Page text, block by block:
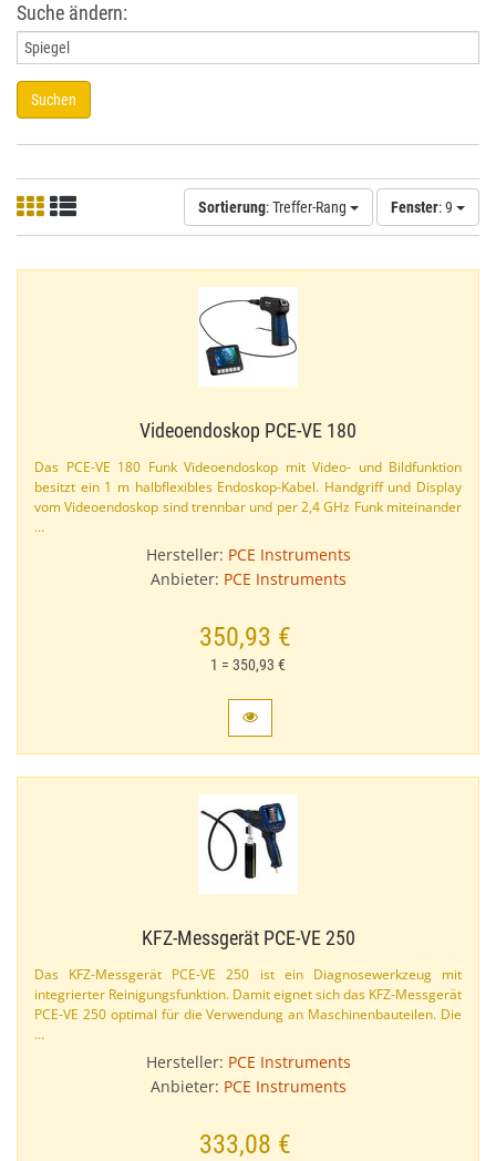
Suche ändern:
Suchen
Sortierung: Treffer-Rang Fenster: 9
Videoendoskop PCE-​VE 180
Das PCE-​VE 180 Funk Videoendoskop mit Video- und Bildfunktion
besitzt ein 1 m halbflexibles Endoskop-​Kabel. Handgriff und Display
vom Videoendoskop sind trennbar und per 2,​4 GHz Funk miteinander
…
Hersteller: PCE Instruments
Anbieter: PCE Instruments
350,93 €
1 = 350,93 €
KFZ-​Messgerät PCE-​VE 250
Das KFZ-​Messgerät PCE-​VE 250 ist ein Diagnosewerkzeug mit
integrierter Reinigungsfunktion. Damit eignet sich das KFZ-​Messgerät
PCE-​VE 250 optimal für die Verwendung an Maschinenbauteilen. Die
…
Hersteller: PCE Instruments
Anbieter: PCE Instruments
333,08 €